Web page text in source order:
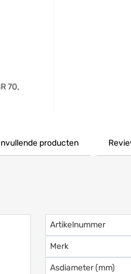
70,
producten
Artikelnummer
Merk
Asdiameter (mm)